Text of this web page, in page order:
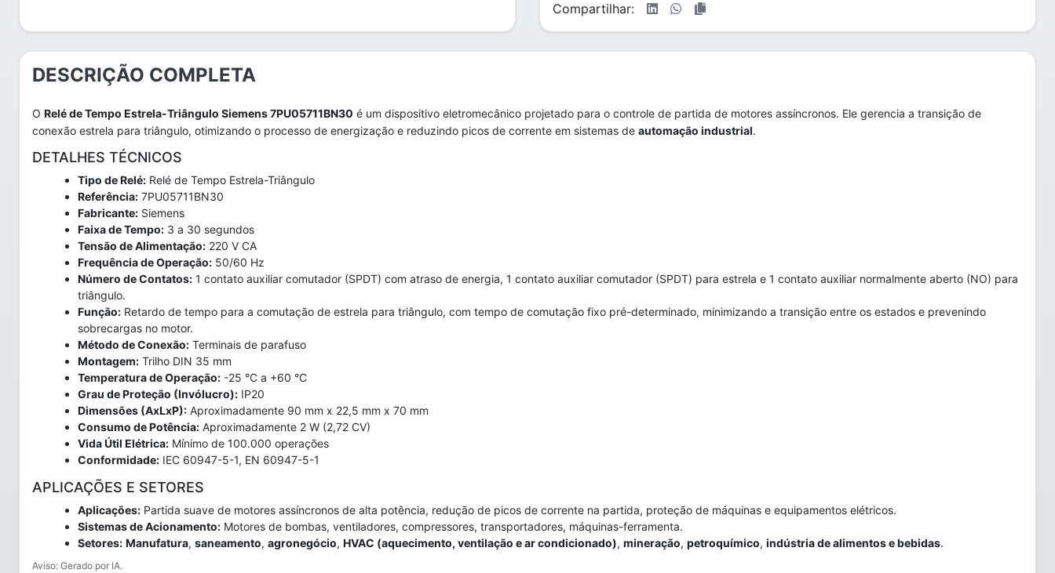
Compartilhar:
DESCRIÇÃO COMPLETA
O Relé de Tempo Estrela-Triângulo Siemens 7PU05711BN30 é um dispositivo eletromecânico projetado para o controle de partida de motores assíncronos. Ele gerencia a transição de
conexão estrela para triângulo, otimizando o processo de energização e reduzindo picos de corrente em sistemas de automação industrial.
DETALHES TÉCNICOS
Tipo de Relé: Relé de Tempo Estrela-Triângulo
Referência: 7PU05711BN30
Fabricante: Siemens
Faixa de Tempo: 3 a 30 segundos
Tensão de Alimentação: 220 V CA
Frequência de Operação: 50/60 Hz
Número de Contatos: 1 contato auxiliar comutador (SPDT) com atraso de energia, 1 contato auxiliar comutador (SPDT) para estrela e 1 contato auxiliar normalmente aberto (NO) para
triângulo.
Função: Retardo de tempo para a comutação de estrela para triângulo, com tempo de comutação fixo pré-determinado, minimizando a transição entre os estados e prevenindo
sobrecargas no motor.
Método de Conexão: Terminais de parafuso
Montagem: Trilho DIN 35 mm
Temperatura de Operação: -25 °C a +60 °C
Grau de Proteção (Invólucro): IP20
Dimensões (AxLxP): Aproximadamente 90 mm x 22,5 mm x 70 mm
Consumo de Potência: Aproximadamente 2 W (2,72 CV)
Vida Útil Elétrica: Mínimo de 100.000 operações
Conformidade: IEC 60947-5-1, EN 60947-5-1
APLICAÇÕES E SETORES
Aplicações: Partida suave de motores assíncronos de alta potência, redução de picos de corrente na partida, proteção de máquinas e equipamentos elétricos.
Sistemas de Acionamento: Motores de bombas, ventiladores, compressores, transportadores, máquinas-ferramenta.
Setores: Manufatura, saneamento, agronegócio, HVAC (aquecimento, ventilação e ar condicionado), mineração, petroquímico, indústria de alimentos e bebidas.
Aviso: Gerado por IA.